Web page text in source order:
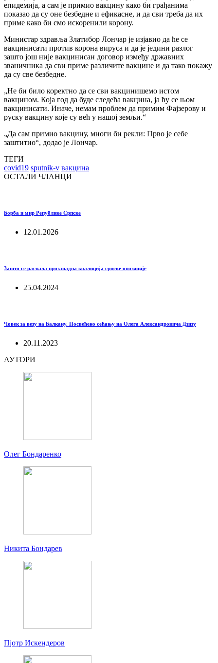
епидемија, а сам је примио вакцину како би грађанима
показао да су оне безбедне и ефикасне, и да сви треба да их
приме како би смо искоренили корону.
Министар здравља Златибор Лончар је изјавио да ће се
вакцинисати против корона вируса и да је једини разлог
зашто још није вакцинисан договор између државних
званичника да сви приме различите вакцине и да тако покажу
да су све безбедне.
„Не би било коректно да се сви вакцинишемо истом
вакцином. Која год да буде следећа вакцина, ја ћу се њом
вакцинисати. Иначе, немам проблем да примим Фајзерову и
руску вакцину које су већ у нашој земљи.“
„Да сам примио вакцину, многи би рекли: Прво је себе
заштитио“, додао је Лончар.
ТЕГИ
covid19 sputnik-v вакцина
ОСТАЛИ ЧЛАНЦИ
Борба и мир Републике Српске
12.01.2026
Зашто се распала прозападна коалиција српске опозиције
25.04.2024
Човек за везу на Балкану. Посвећено сећању на Олега Александровича Дзизу
20.11.2023
АУТОРИ
Олег Бондаренко
Никита Бондарев
Пjoтр Искендеров